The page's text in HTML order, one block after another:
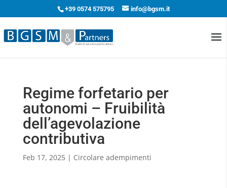
+39 0574 575795 info@bgsm.it
Regime forfetario per
autonomi – Fruibilità
dell’agevolazione
contributiva
Feb 17, 2025| Circolare adempimenti